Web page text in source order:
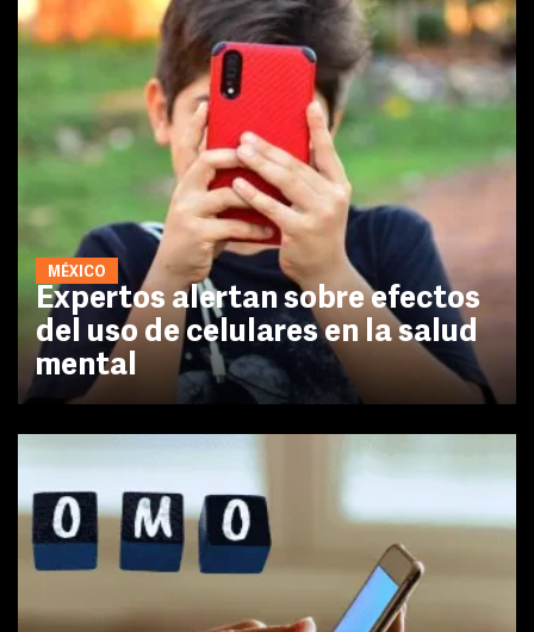
MÉXICO
Expertos alertan sobre efectos
del uso de celulares en la salud
mental